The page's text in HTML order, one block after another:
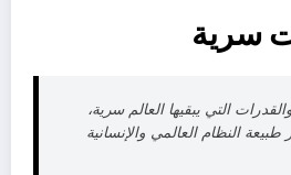
سرية
التي يبقيها العالم سرية،
طبيعة النظام العالمي والإنسانية